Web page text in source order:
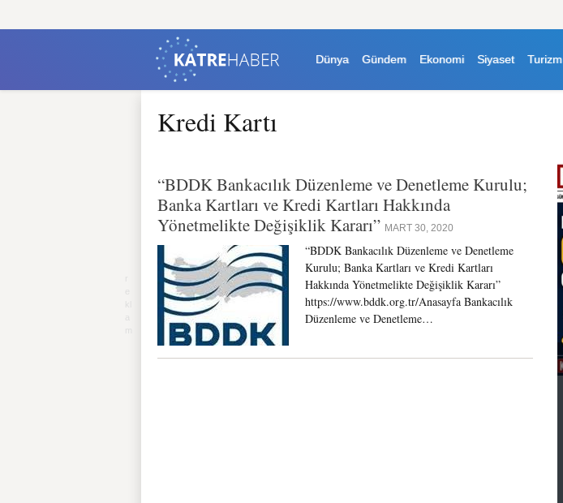
Dünya Gündem Ekonomi Siyaset Turizm
Kredi Kartı
“BDDK Bankacılık Düzenleme ve Denetleme Kurulu;
Banka Kartları ve Kredi Kartları Hakkında
Yönetmelikte Değişiklik Kararı” MART 30, 2020
“BDDK Bankacılık Düzenleme ve Denetleme
Kurulu; Banka Kartları ve Kredi Kartları
Hakkında Yönetmelikte Değişiklik Kararı”
https://www.bddk.org.tr/Anasayfa Bankacılık
Düzenleme ve Denetleme…